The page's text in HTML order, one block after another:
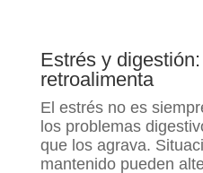
Estrés y
retroalimenta
El estrés no es
los problemas
que los agrava.
mantenido pueden